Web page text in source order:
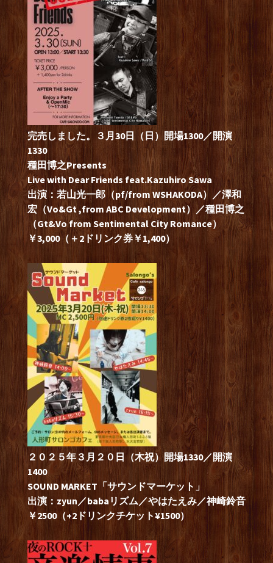
完売しました。３月30日（日）開場1300／開演
1330
種田博之Presents
Live with Dear Friends feat.Kazuhiro Sawa
出演：若山光一郎（pf/from WSHAKODA）／澤和
宏（Vo&Gt ,from ABC Development）／種田博之
（Gt&Vo from Sentimental City Romance）
￥3,000（＋2ドリンク券￥1,400）
２０２５年３月２０日（木祝）開場1330／開演
1400
SOUND MARKET「サウンドマーケット」
出演：zyun／babaリズム／やはたえみ／神崎鈴音
￥2500（+2ドリンクチケット¥1500）